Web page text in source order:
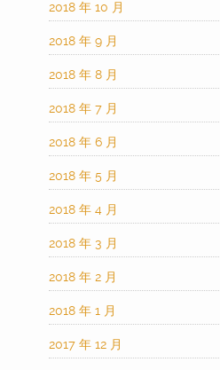
2018 年 10 月
2018 年 9 月
2018 年 8 月
2018 年 7 月
2018 年 6 月
2018 年 5 月
2018 年 4 月
2018 年 3 月
2018 年 2 月
2018 年 1 月
2017 年 12 月